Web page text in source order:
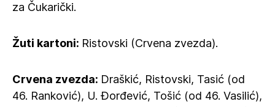
za Čukarički.
Žuti kartoni: Ristovski (Crvena zvezda).
Crvena zvezda: Draškić, Ristovski, Tasić (od
46. Ranković), U. Đorđević, Tošić (od 46. Vasilić),